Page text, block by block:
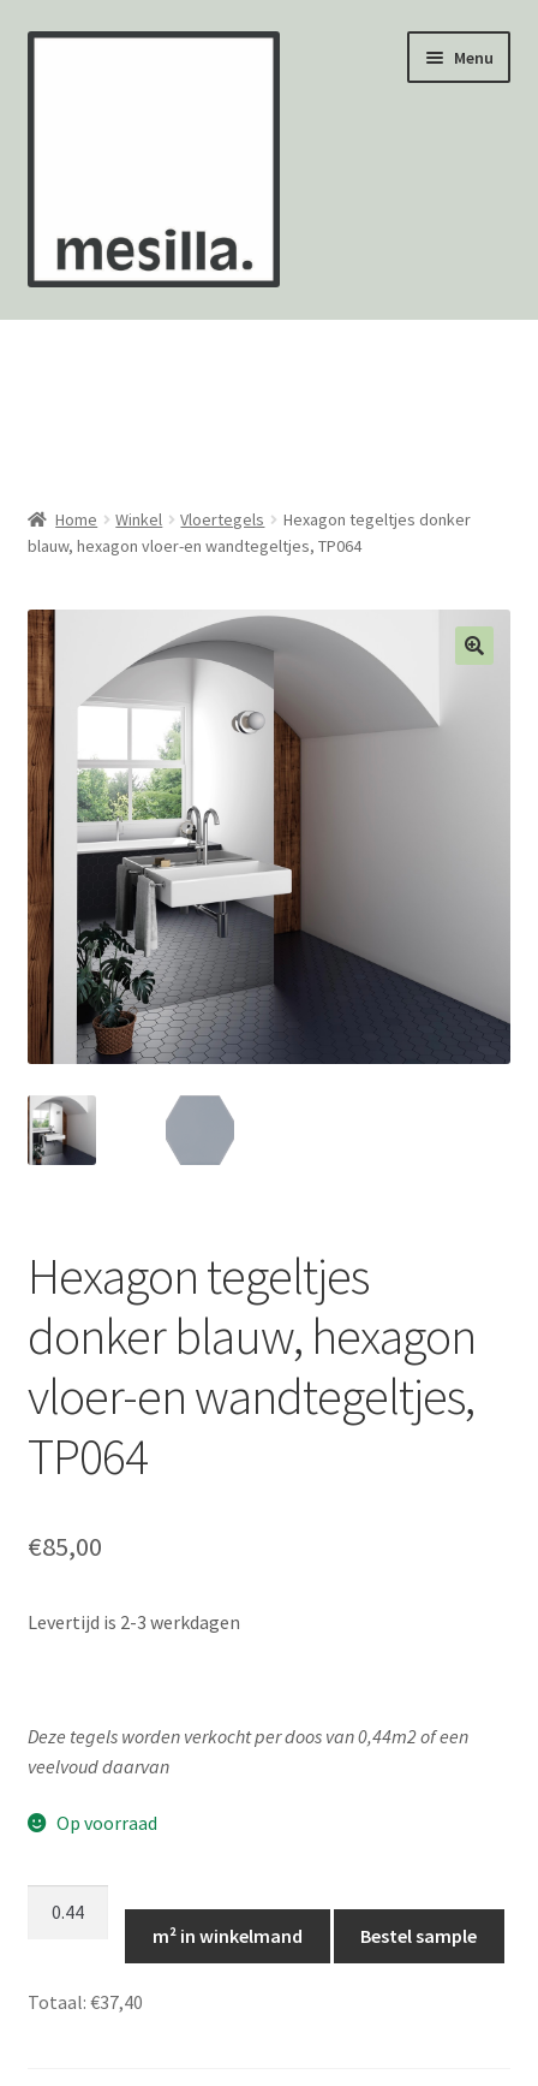
Ga
Ga
Menu
Wandtegels
Mozaïekvellen
Contact
Home Winkel Vloertegels
Hexagon tegeltjes donker
blauw, hexagon vloer-en wandtegeltjes, TP064
Hexagon tegeltjes
donker blauw, hexagon
vloer-en wandtegeltjes,
TP064
€85,00
Levertijd is 2-3 werkdagen
Deze tegels worden verkocht per doos van 0,44m2 of een
veelvoud daarvan
Op voorraad
m² in winkelmand Bestel sample
Totaal: €37,40